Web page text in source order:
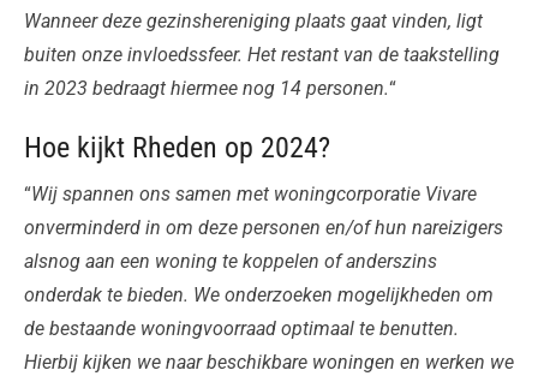
Wanneer deze gezinshereniging plaats gaat vinden, ligt
buiten onze invloedssfeer. Het restant van de taakstelling
in 2023 bedraagt hiermee nog 14 personen.“
Hoe kijkt Rheden op 2024?
“Wij spannen ons samen met woningcorporatie Vivare
onverminderd in om deze personen en/of hun nareizigers
alsnog aan een woning te koppelen of anderszins
onderdak te bieden. We onderzoeken mogelijkheden om
de bestaande woningvoorraad optimaal te benutten.
Hierbij kijken we naar beschikbare woningen en werken we